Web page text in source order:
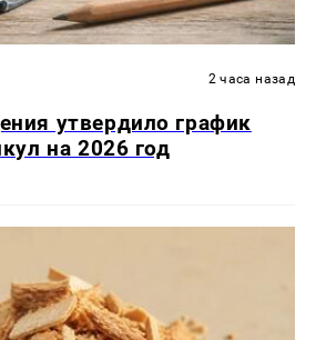
2 часа назад
утвердило график
на 2026 год